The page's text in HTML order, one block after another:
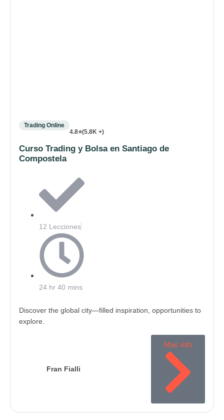
Trading Online
4.8⭐(5.8K +)
Curso Trading y Bolsa en Santiago de
Compostela
12 Lecciones
24 hr 40 mins
Discover the global city—filled inspiration, opportunities to
explore.
Fran Fialli
Mas info